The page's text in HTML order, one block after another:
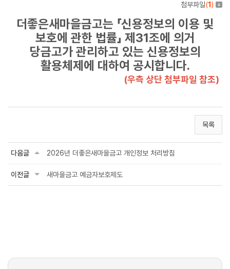
첨부파일(1 )
더좋은새마을금고는 「신용정보의 이용 및
보호에 관한 법률」 제31조에 의거
당금고가 관리하고 있는 신용정보의
활용체제에 대하여 공시합니다.
(우측 상단 첨부파일 참조)
목록
다음글 2026년 더좋은새마을금고 개인정보 처리방침
이전글 새마을금고 예금자보호제도